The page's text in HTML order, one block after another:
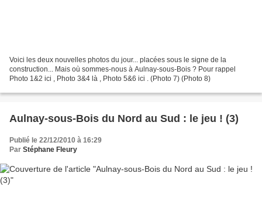
Voici les deux nouvelles photos du jour... placées sous le signe de la
construction... Mais où sommes-nous à Aulnay-sous-Bois ? Pour rappel
Photo 1&2 ici , Photo 3&4 là , Photo 5&6 ici . (Photo 7) (Photo 8)
Aulnay-sous-Bois du Nord au Sud : le jeu ! (3)
Publié le 22/12/2010 à 16:29
Par Stéphane Fleury